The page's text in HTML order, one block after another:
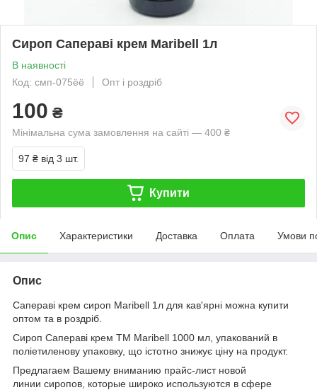
Сироп Сапераві крем Maribell 1л
В наявності
Код: смп-075ёё
Опт і роздріб
100 ₴
Мінімальна сума замовлення на сайті — 400 ₴
97 ₴ від 3 шт.
Купити
Опис Характеристики Доставка Оплата Умови
Опис
Сапераві крем сироп Maribell 1л для кав'ярні можна купити
оптом та в роздріб.
Сироп Сапераві крем TM Maribell 1000 мл, упакований в
поліетиленову упаковку, що істотно знижує ціну на продукт.
Предлагаем Вашему вниманию прайс-лист новой
линии сиропов, которые широко используются в сфере